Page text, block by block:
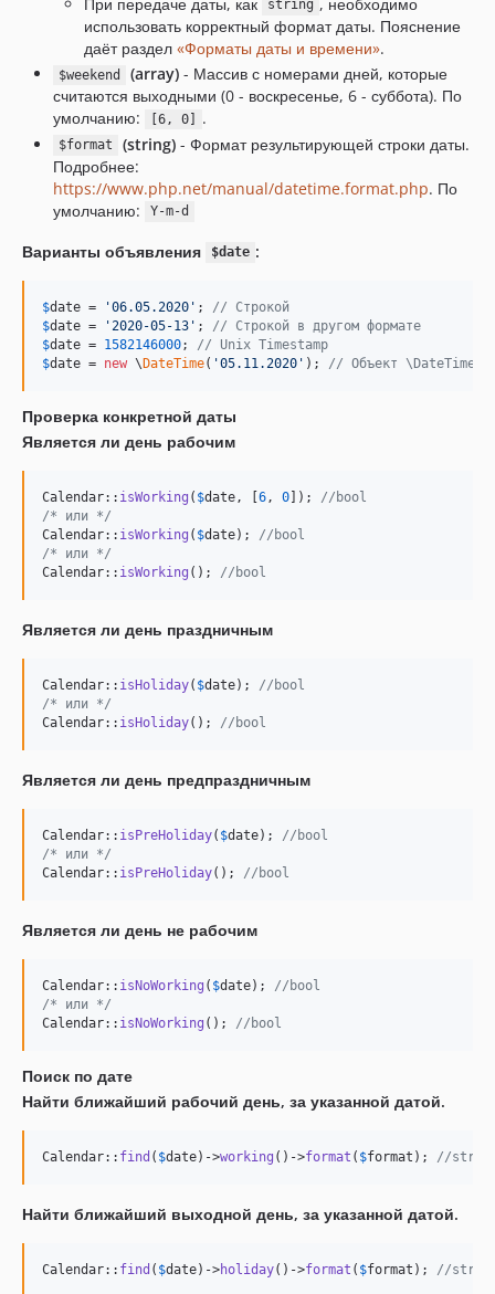
string
использовать корректный формат даты. Пояснение
даёт раздел «Форматы даты и времени».
$weekend (array)- Массив с номерами дней, которые
считаются выходными (0 - воскресенье, 6 - суббота). По
умолчанию:
[6, 0] .
$format (string)- Формат результирующей строки даты.
Подробнее:
https://www.php.net/manual/datetime.format.php. По
умолчанию:
Y-m-d
Варианты объявления $date :
$date = '06.05.2020 ' ; // Строкой
$date = ' 2020-05-13 ' ; // Строкой в другом формате
$date = 1582146000; // Unix Timestamp
$date = new \DateTime( '05.11.2020 ' ); // Объект \DateTime
Проверка конкретной даты
Является ли день рабочим
Calendar:: isWorking ( $date , [6 , 0]); //bool
/* или */
Calendar:: isWorking ( $date); //bool
/* или */
Calendar:: isWorking (); //bool
Является ли день праздничным
Calendar:: isHoliday( $date); //bool
/* или */
Calendar:: isHoliday(); //bool
Является ли день предпраздничным
Calendar:: isPreHoliday( $date); //bool
/* или */
Calendar:: isPreHoliday(); //bool
Является ли день не рабочим
Calendar:: isNoWorking ( $date); //bool
/* или */
Calendar:: isNoWorking (); //bool
Поиск по дате
Найти ближайший рабочий день, за указанной датой.
Calendar:: find ( $date)->working ()->format ( $format ); //
Найти ближайший выходной день, за указанной датой.
Calendar:: find ( $date)->holiday()->format ( $format ); //